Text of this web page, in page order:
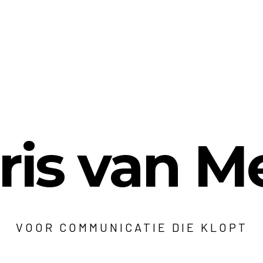
van
VOOR COMMUNICATIE DIE KLOPT